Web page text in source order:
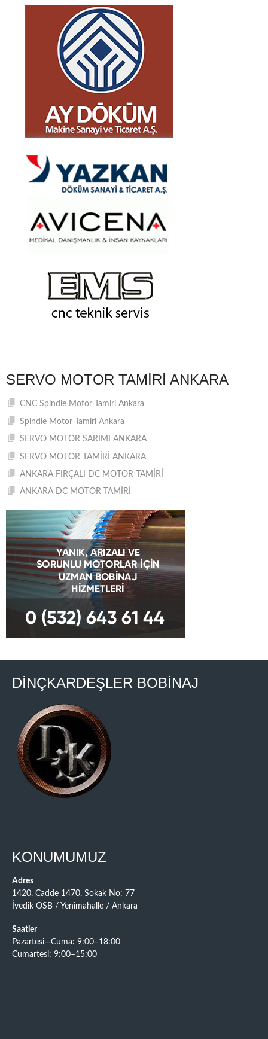
SERVO MOTOR TAMIRI ANKARA
CNC Spindle Motor Tamiri Ankara
Spindle Motor Tamiri Ankara
SERVO MOTOR SARIMI ANKARA
SERVO MOTOR TAMİRİ ANKARA
ANKARA FIRÇALI DC MOTOR TAMİRİ
ANKARA DC MOTOR TAMİRİ
DİNÇKARDEŞLER BOBİNAJ
KONUMUMUZ
Adres
1420. Cadde 1470. Sokak No: 77
İvedik OSB / Yenimahalle / Ankara
Saatler
Pazartesi—Cuma: 9:00–18:00
Cumartesi: 9:00–15:00